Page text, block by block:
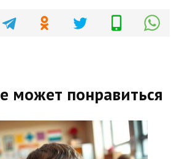
может понравиться